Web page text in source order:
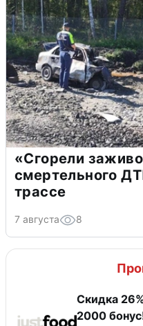
«Сгорели
смертельного
трассе
7 августа 8
Скидка
2000